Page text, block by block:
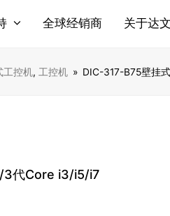
全球经销商 关于达文
工控机, 工控机 » DIC-317-B75壁挂
3代Core i3/i5/i7